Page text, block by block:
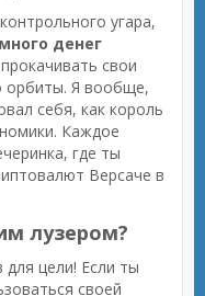
угара,
денег
свои
орбиты. Я вообще,
себя, как король
Каждое
где ты
Версаче в
лузером?
цели! Если ты
своей